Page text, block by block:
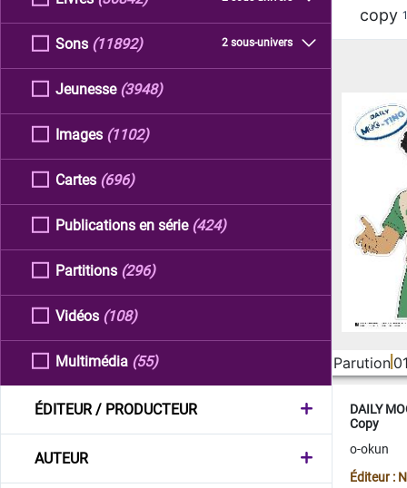
Sons 2 sous-univers
(11892)
Jeunesse (3948)
Images (1102)
Cartes (696)
Publications en série (424)
Partitions (296)
Vidéos (108)
Multimédia (55)
ÉDITEUR / PRODUCTEUR
AUTEUR
copy
Parution
DAILY
Copy
o-okun
Éditeur :